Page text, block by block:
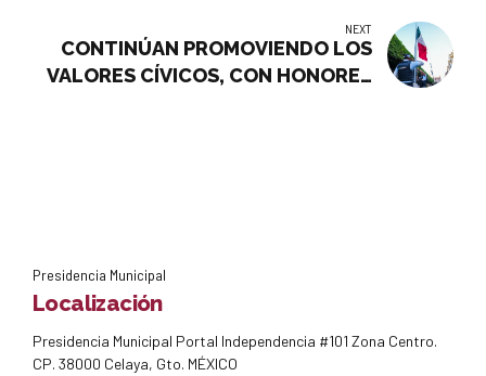
MUNICIPIO DE CELAYA
NEXT
CONTINÚAN PROMOVIENDO LOS
VALORES CÍVICOS, CON HONORES
Presidencia Municipal
Localización
Presidencia Municipal Portal Independencia #101 Zona Centro.
CP. 38000 Celaya, Gto. MÉXICO